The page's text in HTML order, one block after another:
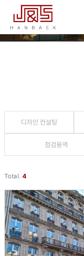
디자인 컨설팅
점검용역
Total.4